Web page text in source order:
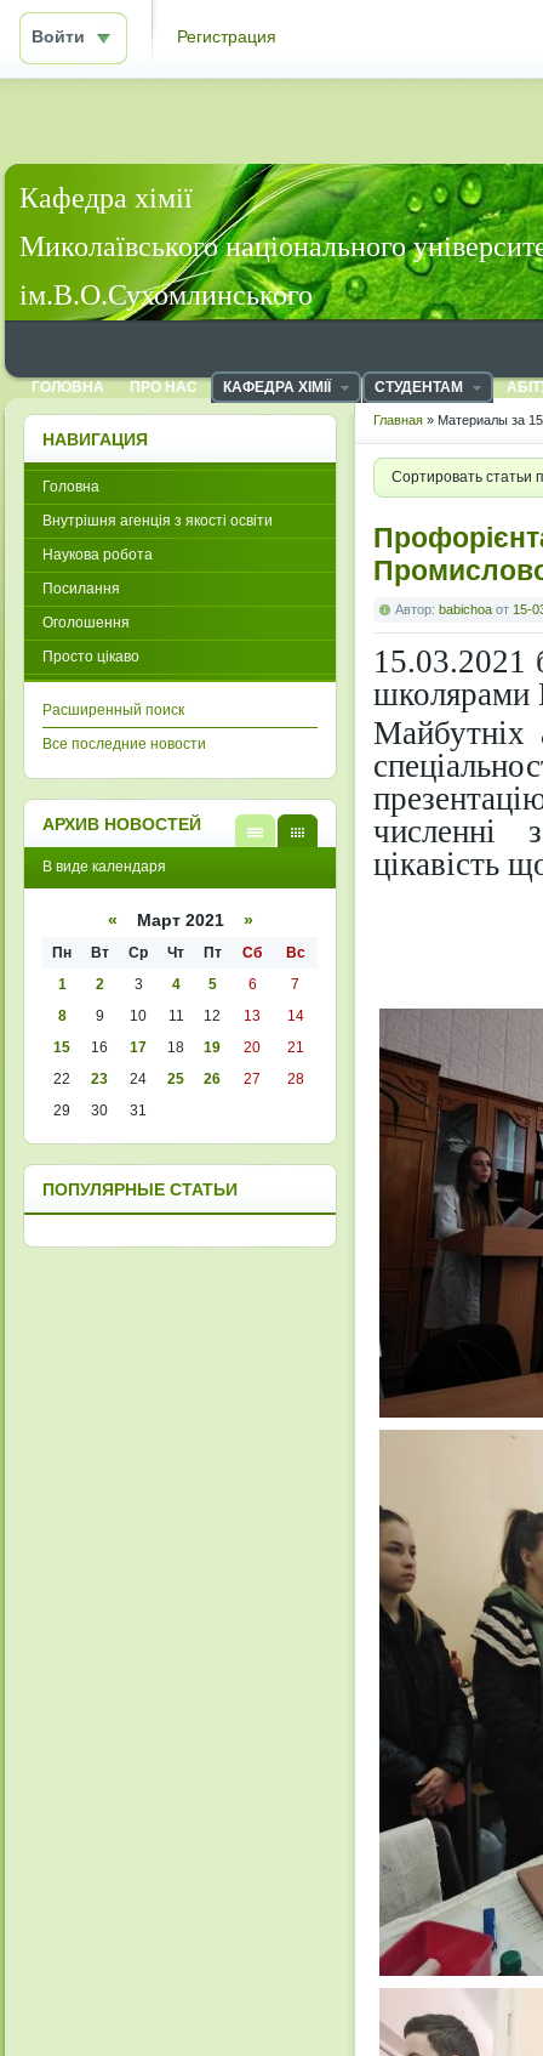
Войти Регистрация
Кафедра хімії
Миколаївського національного
ім.В.О.Сухомлинського
ГОЛОВНА ПРО НАС КАФЕДРА ХІМІЇ СТУДЕНТАМ
Главная » Материалы за
Сортировать статьи
Автор: babichoa от 15-
15.03.2021
школярами
Майбутніх
численні
цікавість
НАВИГАЦИЯ
Головна
Внутрішня агенція з якості освіти
Наукова робота
Посилання
Оголошення
Просто цікаво
Расширенный поиск
Все последние новости
АРХИВ НОВОСТЕЙ
кален
списк
В виде календаря
« Март 2021 »
Пн Вт Ср Чт Пт Сб
Вс
1
2 3 4 5 6
7
8
9 10 11 12 13
14
15
16 17 18 19 20
21
22
23 24 25 26 27
28
29
30 31
ПОПУЛЯРНЫЕ СТАТЬИ